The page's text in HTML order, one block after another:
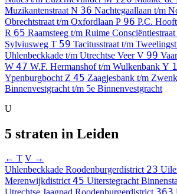
Muzikantenstraat N 36 Nachtegaallaan t/m
Obrechtstraat t/m Oxfordlaan P 96 P.C.
R 65 Raamsteeg t/m Ruime Consciëntiestraat
Sylviusweg T 59 Tacitusstraat t/m
Uhlenbeckkade t/m Utrechtse VeerV 99
W 47 W.F. Hermanshof t/m Wulkenbank Y 1
Ypenburgbocht Z 45 Zaagjesbank t/m
Binnenvestgracht t/m 5e Binnenvestgracht
U
5 straten in Leiden
← T V →
Uhlenbeckkade Roodenburgerdistrict 23
Merenwijkdistrict 45 Uiterstegracht